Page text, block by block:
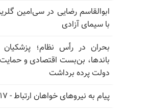
ابوالقاسم رضایی در سی‌امین
با سیمای آزادی
بحران در رأس نظام؛ پزشکیان
باندها، بن‌بست اقتصادی و
دولت پرده برداشت
پیام به نیروهای خواهان ارتباط - ۱۷مرداد ۱۴۰۵